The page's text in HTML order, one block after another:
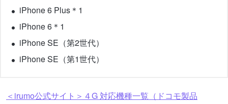
iPhone 6 Plus＊1
iPhone 6＊1
iPhone SE（第2世代）
iPhone SE（第1世代）
＜irumo公式サイト＞４G 対応機種一覧（ドコモ製品